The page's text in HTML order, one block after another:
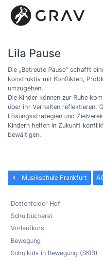
Lila Pause
Die „Betreute Pause“ schafft
konstruktiv mit Konflikten,
umzugehen.
Die Kinder können zur Ruhe
über ihr Verhalten reflektieren.
Lösungsstrategien und
Kindern helfen in Zukunft
bewältigen.
Musikschule Frankfurt
Dottenfelder Hof
Schulbücherei
Vorlaufkurs
Bewegung
Schulkids in Bewegung (SKIB)